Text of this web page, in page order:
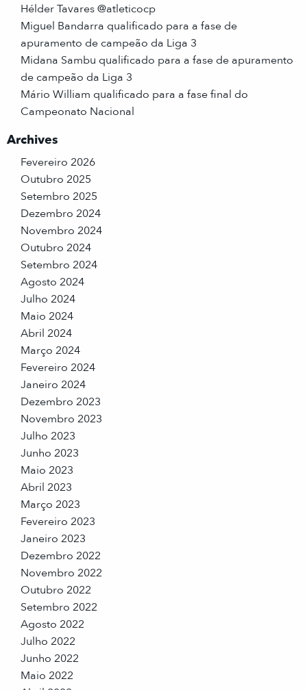
Hélder Tavares @atleticocp
Miguel Bandarra qualificado para a fase de
apuramento de campeão da Liga 3
Midana Sambu qualificado para a fase de apuramento
de campeão da Liga 3
Mário William qualificado para a fase final do
Campeonato Nacional
Archives
Fevereiro 2026
Outubro 2025
Setembro 2025
Dezembro 2024
Novembro 2024
Outubro 2024
Setembro 2024
Agosto 2024
Julho 2024
Maio 2024
Abril 2024
Março 2024
Fevereiro 2024
Janeiro 2024
Dezembro 2023
Novembro 2023
Julho 2023
Junho 2023
Maio 2023
Abril 2023
Março 2023
Fevereiro 2023
Janeiro 2023
Dezembro 2022
Novembro 2022
Outubro 2022
Setembro 2022
Agosto 2022
Julho 2022
Junho 2022
Maio 2022